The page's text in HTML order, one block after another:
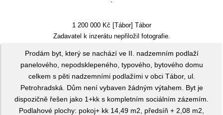
`
1 200 000 Kč [Tábor] Tábor
Zadavatel k inzerátu nepřiložil fotografie.
Prodám byt, který se nachází ve II. nadzemním podlaží
panelového, nepodsklepeného, typového, bytového domu
celkem s pěti nadzemními podlažími v obci Tábor, ul.
Petrohradská. Dům není vybaven žádným výtahem. Byt je
dispozičně řešen jako 1+kk s kompletním sociálním zázemím.
Podlahové plochy: pokoj+ kk 14,49 m2, předsíň + 2,08 m2,